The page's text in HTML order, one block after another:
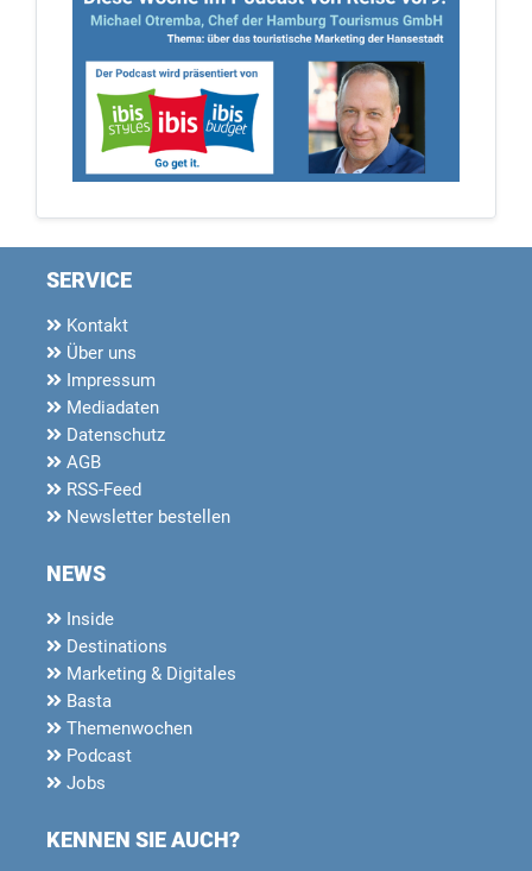
SERVICE
Kontakt
Über uns
Impressum
Mediadaten
Datenschutz
AGB
RSS-Feed
Newsletter bestellen
NEWS
Inside
Destinations
Marketing & Digitales
Basta
Themenwochen
Podcast
Jobs
KENNEN SIE AUCH?